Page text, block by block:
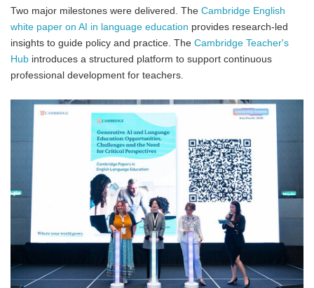
Two major milestones were delivered. The Cambridge English
white paper on AI in language education provides research-led
insights to guide policy and practice. The Cambridge Teacher's
Hub introduces a structured platform to support continuous
professional development for teachers.